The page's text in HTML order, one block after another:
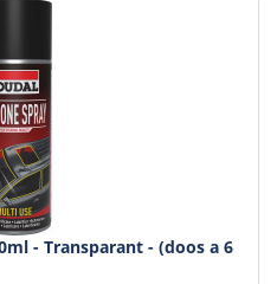
- Transparant - (doos a 6